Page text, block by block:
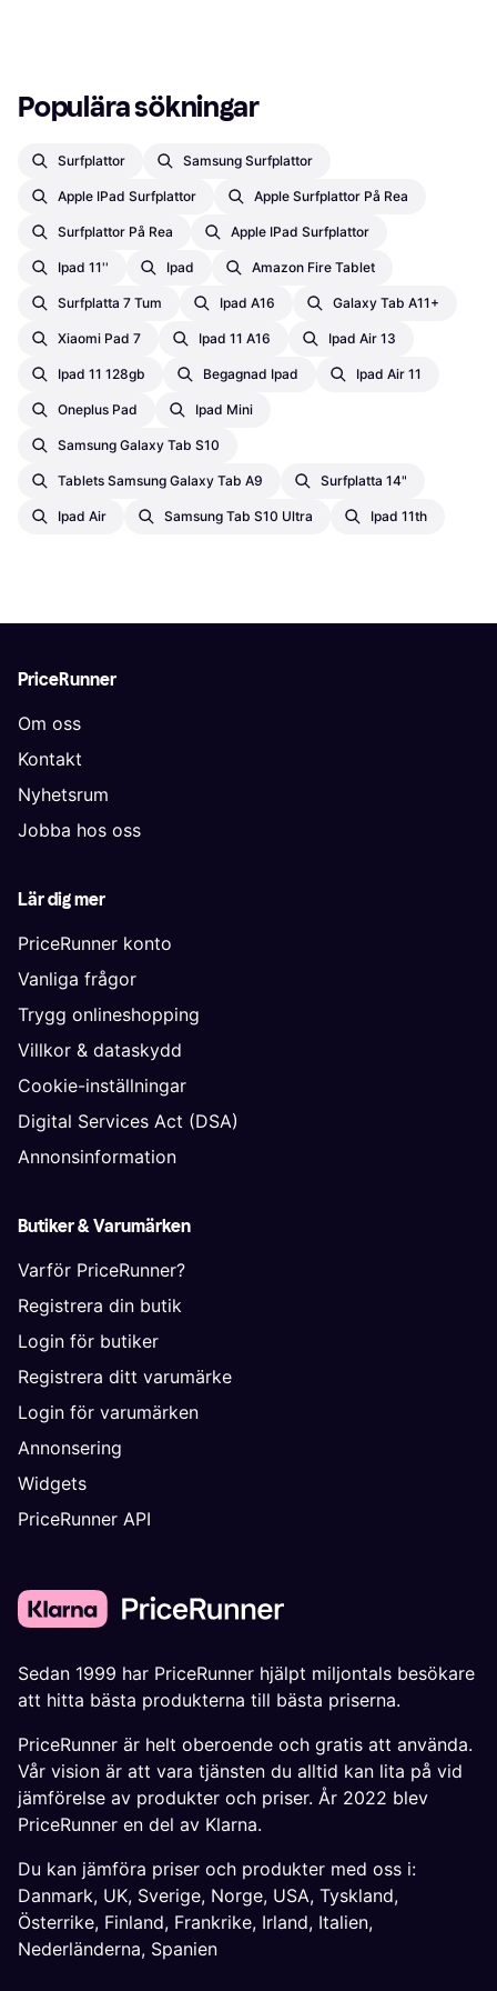
Populära sökningar
Surfplattor Samsung Surfplattor
Apple IPad Surfplattor Apple Surfplattor På Rea
Surfplattor På Rea Apple IPad Surfplattor
Ipad 11'' Ipad Amazon Fire Tablet
Surfplatta 7 Tum Ipad A16 Galaxy Tab A11+
Xiaomi Pad 7 Ipad 11 A16 Ipad Air 13
Ipad 11 128gb Begagnad Ipad Ipad Air 11
Oneplus Pad Ipad Mini
Samsung Galaxy Tab S10
Tablets Samsung Galaxy Tab A9 Surfplatta 14"
Ipad Air Samsung Tab S10 Ultra Ipad 11th
PriceRunner
Om oss
Kontakt
Nyhetsrum
Jobba hos oss
Lär dig mer
PriceRunner konto
Vanliga frågor
Trygg onlineshopping
Villkor & dataskydd
Cookie-inställningar
Digital Services Act (DSA)
Annonsinformation
Butiker & Varumärken
Varför PriceRunner?
Registrera din butik
Login för butiker
Registrera ditt varumärke
Login för varumärken
Annonsering
Widgets
PriceRunner API
Sedan 1999 har PriceRunner hjälpt miljontals besökare
att hitta bästa produkterna till bästa priserna.
PriceRunner är helt oberoende och gratis att använda.
Vår vision är att vara tjänsten du alltid kan lita på vid
jämförelse av produkter och priser. År 2022 blev
PriceRunner en del av Klarna.
Du kan jämföra priser och produkter med oss i:
Danmark, UK, Sverige, Norge, USA, Tyskland,
Österrike, Finland, Frankrike, Irland, Italien,
Nederländerna, Spanien